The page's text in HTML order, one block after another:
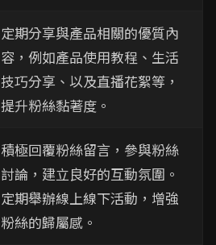
定期分享與產品相關的優質內
容，例如產品使用教程、生活
技巧分享、以及直播花絮等，
提升粉絲黏著度。
積極回覆粉絲留言，參與粉絲
討論，建立良好的互動氛圍。
定期舉辦線上線下活動，增強
粉絲的歸屬感。